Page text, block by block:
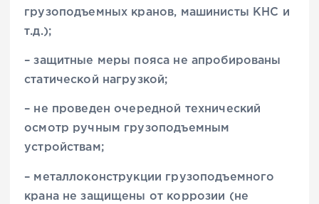
грузоподъемных кранов, машинисты КНС и
т.д.);
– защитные меры пояса не апробированы
статической нагрузкой;
– не проведен очередной технический
осмотр ручным грузоподъемным
устройствам;
– металлоконструкции грузоподъемного
крана не защищены от коррозии (не